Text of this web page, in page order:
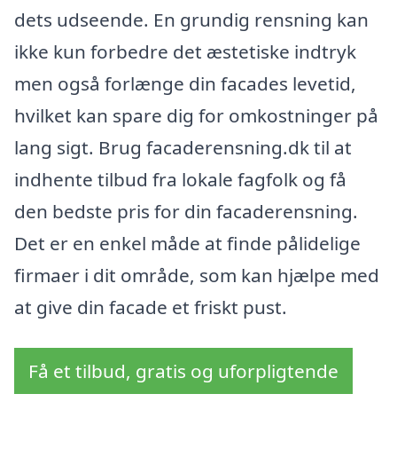
dets udseende. En grundig rensning kan
ikke kun forbedre det æstetiske indtryk
men også forlænge din facades levetid,
hvilket kan spare dig for omkostninger på
lang sigt. Brug facaderensning.dk til at
indhente tilbud fra lokale fagfolk og få
den bedste pris for din facaderensning.
Det er en enkel måde at finde pålidelige
firmaer i dit område, som kan hjælpe med
at give din facade et friskt pust.
Få et tilbud, gratis og uforpligtende